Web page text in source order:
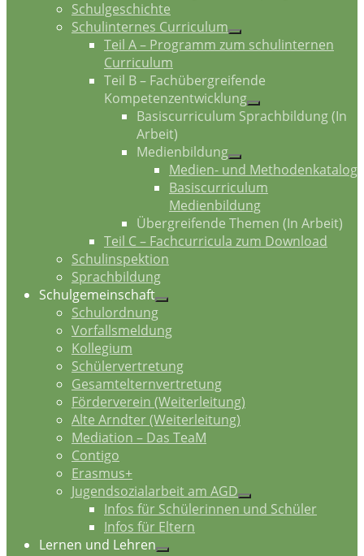
Schulgeschichte
Schulinternes Curriculum
Teil A – Programm zum schulinternen
Curriculum
Teil B – Fachübergreifende
Kompetenzentwicklung
Basiscurriculum Sprachbildung (In
Arbeit)
Medienbildung
Medien- und Methodenkatalog
Basiscurriculum
Medienbildung
Übergreifende Themen (In Arbeit)
Teil C – Fachcurricula zum Download
Schulinspektion
Sprachbildung
Schulgemeinschaft
Schulordnung
Vorfallsmeldung
Kollegium
Schülervertretung
Gesamtelternvertretung
Förderverein (Weiterleitung)
Alte Arndter (Weiterleitung)
Mediation – Das TeaM
Contigo
Erasmus+
Jugendsozialarbeit am AGD
Infos für Schülerinnen und Schüler
Infos für Eltern
Lernen und Lehren